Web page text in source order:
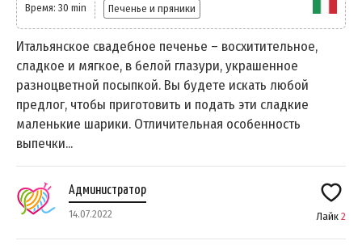
Время: 30 min Печенье и пряники
Итальянское свадебное печенье – восхитительное,
сладкое и мягкое, в белой глазури, украшенное
разноцветной посыпкой. Вы будете искать любой
предлог, чтобы приготовить и подать эти сладкие
маленькие шарики. Отличительная особенность
выпечки...
Администратор
14.07.2022 Лайк 2